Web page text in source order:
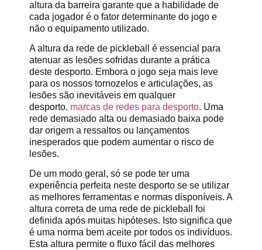
altura da barreira garante que a habilidade de
cada jogador é o fator determinante do jogo e
não o equipamento utilizado.
A altura da rede de pickleball é essencial para
atenuar as lesões sofridas durante a prática
deste desporto. Embora o jogo seja mais leve
para os nossos tornozelos e articulações, as
lesões são inevitáveis em qualquer
desporto. marcas de redes para desporto. Uma
rede demasiado alta ou demasiado baixa pode
dar origem a ressaltos ou lançamentos
inesperados que podem aumentar o risco de
lesões.
De um modo geral, só se pode ter uma
experiência perfeita neste desporto se se utilizar
as melhores ferramentas e normas disponíveis. A
altura correta de uma rede de pickleball foi
definida após muitas hipóteses. Isto significa que
é uma norma bem aceite por todos os indivíduos.
Esta altura permite o fluxo fácil das melhores